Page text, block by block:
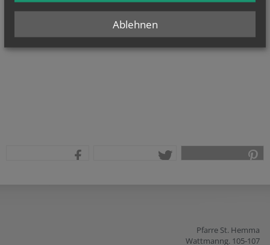
Pfarre St. Hemma
Wattmanng. 105-107
Ablehnen